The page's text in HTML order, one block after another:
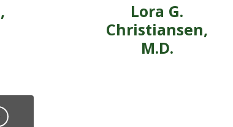
Lora G.
Christiansen,
M.D.